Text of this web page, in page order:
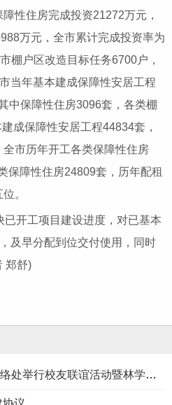
性住房完成投资21272万元，
万元，全市累计完成投资率为
棚户区改造目标任务6700户，
当年基本建成保障性安居工程
中保障性住房3096套，各类棚
成保障性安居工程44834套，
市历年开工各类保障性住房
保障性住房24809套，历年配租
。
开工项目建设进度，对已基本
及早分配到位交付使用，同时
郑舒)
福建农林大学校友会龙岩联络处举行校友联谊活动暨林学、生物医药